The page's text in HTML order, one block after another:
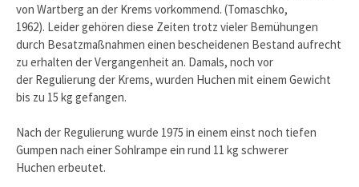
von Wartberg an der Krems vorkommend. (Tomaschko,
1962). Leider gehören diese Zeiten trotz vieler Bemühungen
durch Besatzmaßnahmen einen bescheidenen Bestand aufrecht
zu erhalten der Vergangenheit an. Damals, noch vor
der Regulierung der Krems, wurden Huchen mit einem Gewicht
bis zu 15 kg gefangen.
Nach der Regulierung wurde 1975 in einem einst noch tiefen
Gumpen nach einer Sohlrampe ein rund 11 kg schwerer
Huchen erbeutet.